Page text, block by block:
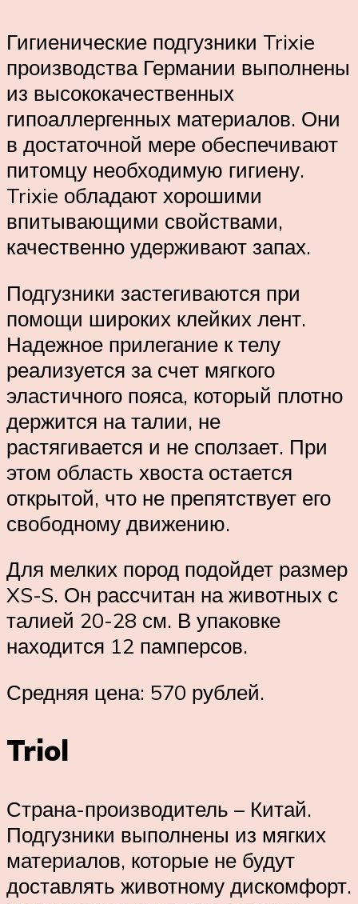
Гигиенические подгузники Trixie
производства Германии выполнены
из высококачественных
гипоаллергенных материалов. Они
в достаточной мере обеспечивают
питомцу необходимую гигиену.
Trixie обладают хорошими
впитывающими свойствами,
качественно удерживают запах.
Подгузники застегиваются при
помощи широких клейких лент.
Надежное прилегание к телу
реализуется за счет мягкого
эластичного пояса, который плотно
держится на талии, не
растягивается и не сползает. При
этом область хвоста остается
открытой, что не препятствует его
свободному движению.
Для мелких пород подойдет размер
XS-S. Он рассчитан на животных с
талией 20-28 см. В упаковке
находится 12 памперсов.
Средняя цена: 570 рублей.
Triol
Страна-производитель – Китай.
Подгузники выполнены из мягких
материалов, которые не будут
доставлять животному дискомфорт.